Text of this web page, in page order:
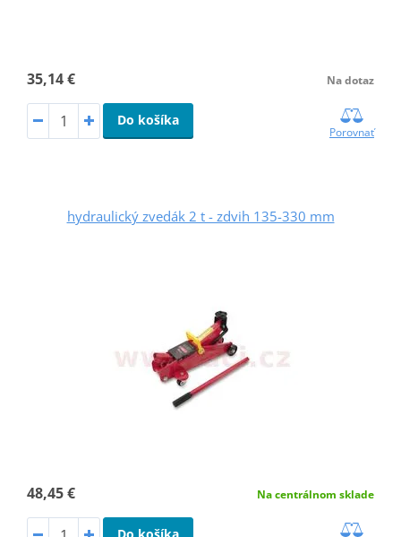
35,14 € Na dotaz
Do košíka
Porovnať
hydraulický zvedák 2 t - zdvih 135-330 mm
48,45 € Na centrálnom sklade
Do košíka